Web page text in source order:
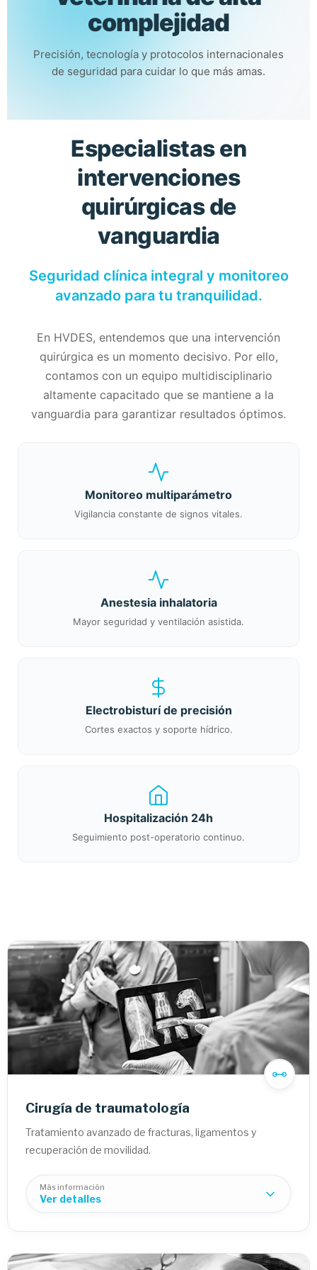
complejidad
Precisión, tecnología y protocolos internacionales
de seguridad para cuidar lo que más amas.
Especialistas en
intervenciones
quirúrgicas de
vanguardia
Seguridad clínica integral y monitoreo
avanzado para tu tranquilidad.
En HVDES, entendemos que una intervención
quirúrgica es un momento decisivo. Por ello,
contamos con un equipo multidisciplinario
altamente capacitado que se mantiene a la
vanguardia para garantizar resultados óptimos.
Monitoreo multiparámetro
Vigilancia constante de signos vitales.
Anestesia inhalatoria
Mayor seguridad y ventilación asistida.
Electrobisturí de precisión
Cortes exactos y soporte hídrico.
Hospitalización 24h
Seguimiento post-operatorio continuo.
Cirugía de traumatología
Tratamiento avanzado de fracturas, ligamentos y
recuperación de movilidad.
Más información
Ver detalles